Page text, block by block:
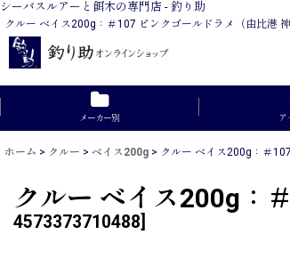
シーバスルアーと餌木の専門店 - 釣り助
クルー ベイス200g：＃107 ピンクゴールドラメ（由比港
メーカー別 ア
ホーム > クルー > ベイス200g > クルー ベイス200g：＃
クルー ベイス200g：
4573373710488